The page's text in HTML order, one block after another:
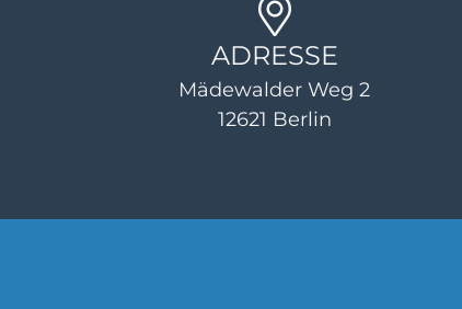
ADRESSE
Mädewalder Weg 2
12621 Berlin